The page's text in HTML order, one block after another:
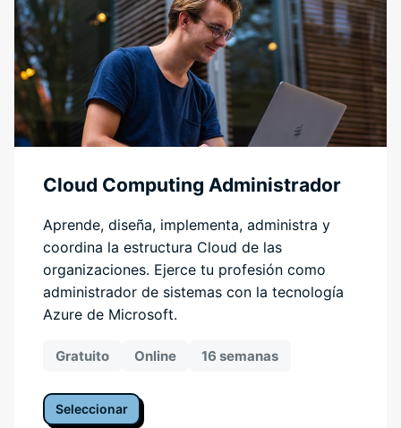
Cloud Computing Administrador
Aprende, diseña, implementa, administra y
coordina la estructura Cloud de las
organizaciones. Ejerce tu profesión como
administrador de sistemas con la tecnología
Azure de Microsoft.
Gratuito Online 16 semanas
Seleccionar